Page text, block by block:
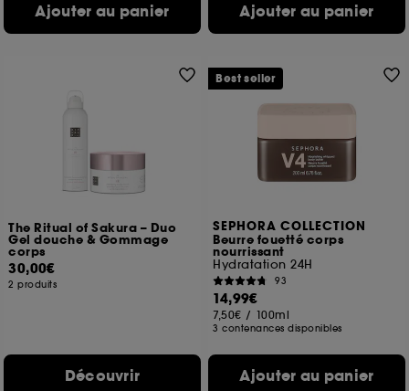
Ajouter au panier Ajouter au panier
The Ritual of Sakura – Duo
Gel douche & Gommage
corps
30,00€
2 produits
Découvrir
SEPHORA COLLECTION
Beurre fouetté corps
nourrissant
Hydratation 24H
93
14,99€
7,50€ / 100ml
3 contenances disponibles
Ajouter au panier
Best seller